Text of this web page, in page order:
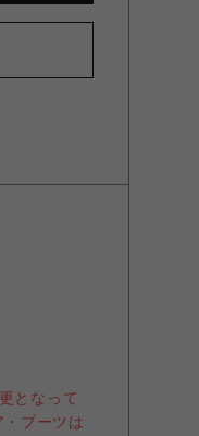
となって
ブーツは